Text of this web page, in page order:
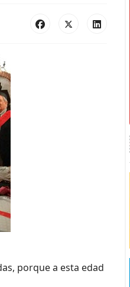
porque a esta edad